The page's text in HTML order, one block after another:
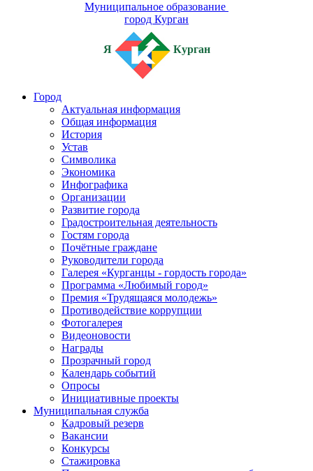
Муниципальное образование
город Курган
Я Курган
Город
Актуальная информация
Общая информация
История
Устав
Символика
Экономика
Инфографика
Организации
Развитие города
Градостроительная деятельность
Гостям города
Почётные граждане
Руководители города
Галерея «Курганцы - гордость города»
Программа «Любимый город»
Премия «Трудящаяся молодежь»
Противодействие коррупции
Фотогалерея
Видеоновости
Награды
Прозрачный город
Календарь событий
Опросы
Инициативные проекты
Муниципальная служба
Кадровый резерв
Вакансии
Конкурсы
Стажировка